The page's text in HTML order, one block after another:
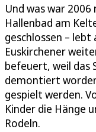
Und was war 2006
Hallenbad am
geschlossen –
Euskirchener
befeuert, weil das
demontiert
gespielt werden.
Kinder die Hänge
Rodeln.